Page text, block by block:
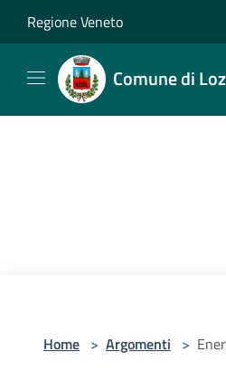
Regione Veneto
Comune di
Home > Argomenti >